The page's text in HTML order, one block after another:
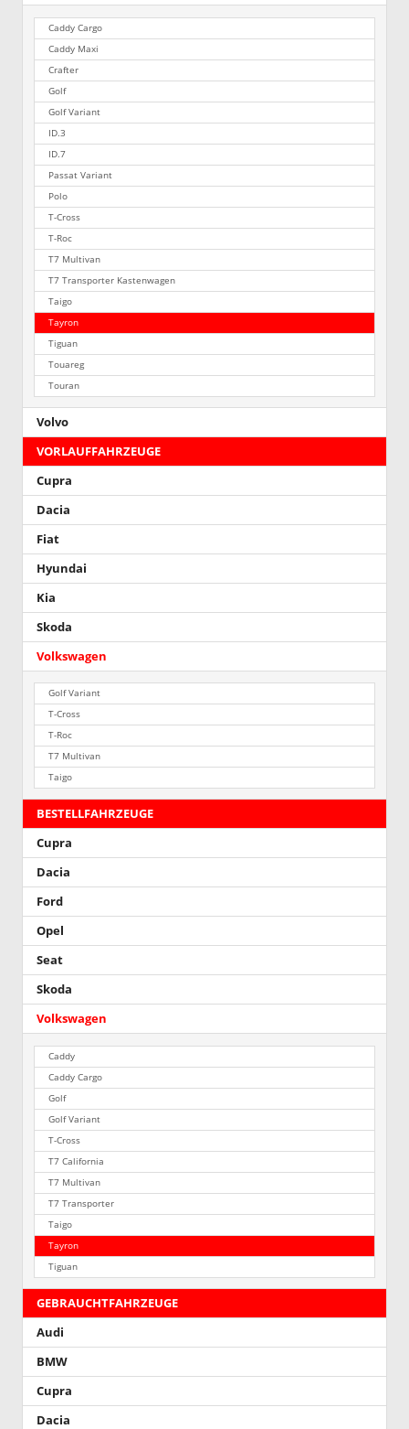
Caddy Cargo
Caddy Maxi
Crafter
Golf
Golf Variant
ID.3
ID.7
Passat Variant
Polo
T-Cross
T-Roc
T7 Multivan
T7 Transporter Kastenwagen
Taigo
Tayron
Tiguan
Touareg
Touran
Volvo
VORLAUFFAHRZEUGE
Cupra
Dacia
Fiat
Hyundai
Kia
Skoda
Volkswagen
Golf Variant
T-Cross
T-Roc
T7 Multivan
Taigo
BESTELLFAHRZEUGE
Cupra
Dacia
Ford
Opel
Seat
Skoda
Volkswagen
Caddy
Caddy Cargo
Golf
Golf Variant
T-Cross
T7 California
T7 Multivan
T7 Transporter
Taigo
Tayron
Tiguan
GEBRAUCHTFAHRZEUGE
Audi
BMW
Cupra
Dacia